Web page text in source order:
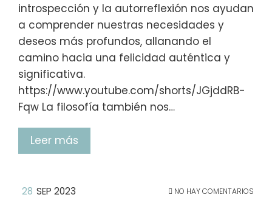
introspección y la autorreflexión nos ayudan
a comprender nuestras necesidades y
deseos más profundos, allanando el
camino hacia una felicidad auténtica y
significativa.
https://www.youtube.com/shorts/JGjddRB-
Fqw La filosofía también nos…
Leer más
28 SEP 2023 NO HAY COMENTARIOS